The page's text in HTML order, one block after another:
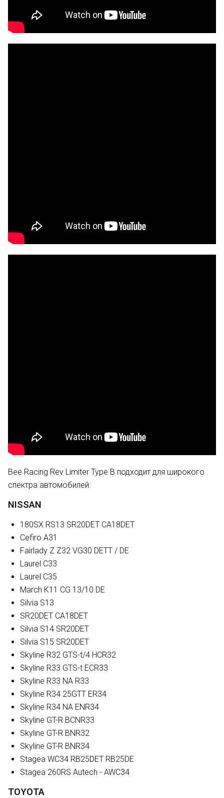
Bee Racing Rev Limiter Type B подходит для широкого
спектра автомобилей:
NISSAN
180SX RS13 SR20DET CA18DET
Cefiro A31
Fairlady Z Z32 VG30 DETT / DE
Laurel C33
Laurel C35
March K11 CG 13/10 DE
Silvia S13
SR20DET CA18DET
Silvia S14 SR20DET
Silvia S15 SR20DET
Skyline R32 GTS-t/4 HCR32
Skyline R33 GTS-t ECR33
Skyline R33 NA R33
Skyline R34 25GTT ER34
Skyline R34 NA ENR34
Skyline GT-R BCNR33
Skyline GT-R BNR32
Skyline GT-R BNR34
Stagea WC34 RB25DET RB25DE
Stagea 260RS Autech - AWC34
TOYOTA